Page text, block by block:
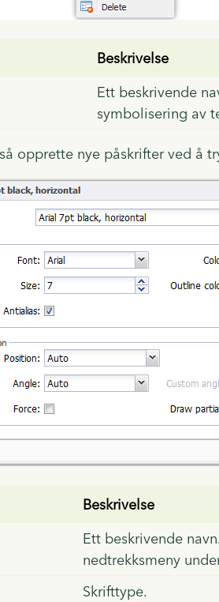
Beskrivelse
Ett beskrivende
symbolisering av
opprette nye påskrifter ved å
Beskrivelse
Ett beskrivende
nedtrekksmeny
Skrifttype.